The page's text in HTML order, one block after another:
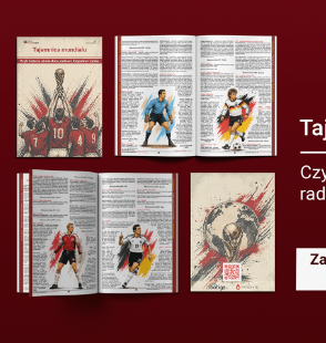
KLUBOWE
2020